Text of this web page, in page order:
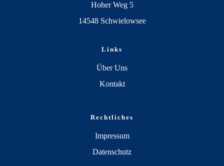
Hoher Weg 5
14548 Schwielowsee
Links
Über Uns
Kontakt
Rechtliches
Impressum
Datenschutz